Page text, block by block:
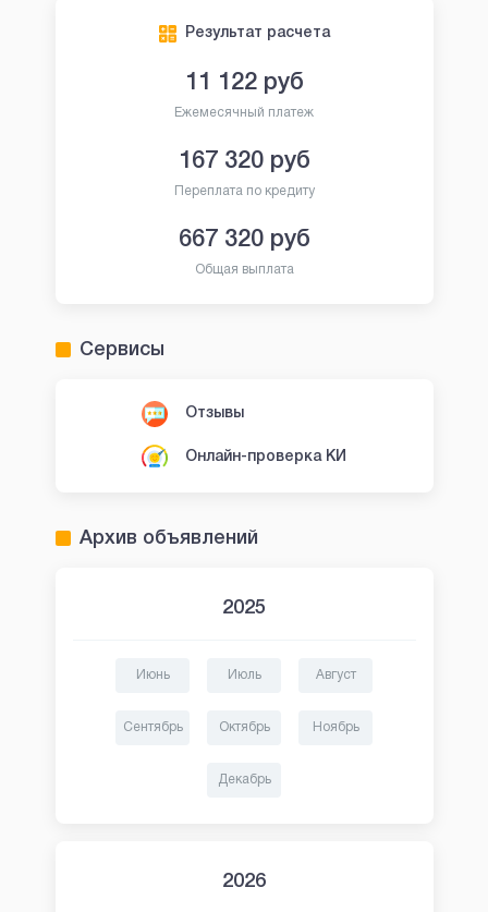
Результат расчета
11 122руб
Ежемесячный платеж
167 320руб
Переплата по кредиту
667 320руб
Общая выплата
Сервисы
Отзывы
Онлайн-проверка КИ
Архив объявлений
2025
Июнь Июль Август
Сентябрь Октябрь Ноябрь
Декабрь
2026